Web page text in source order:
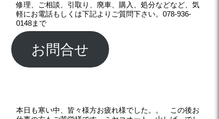
修理、ご相談、引取り、廃車、購入、処分などなど、気
軽にお電話もしくは下記よりご質問下さい。078-936-
0148まで
お問合せ
本日も寒い中、皆々様方お疲れ様でした。。 この後お